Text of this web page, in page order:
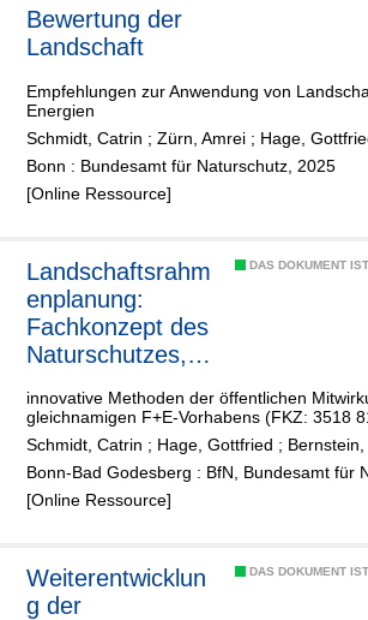
Bewertung der
Landschaft
Empfehlungen zur Anwendung von
Energien
Schmidt, Catrin ; Zürn, Amrei ; Hage,
Bonn : Bundesamt für Naturschutz, 2025
[Online Ressource]
DAS DOKUMENT
Landschaftsrahm
enplanung:
Fachkonzept des
Naturschutzes,
Partizipation
innovative Methoden der öffentlichen
gleichnamigen F+E-Vorhabens (FKZ: 3518
Schmidt, Catrin ; Hage, Gottfried ;
Bonn-Bad Godesberg : BfN, Bundesamt für
[Online Ressource]
DAS DOKUMENT
Weiterentwicklun
g der